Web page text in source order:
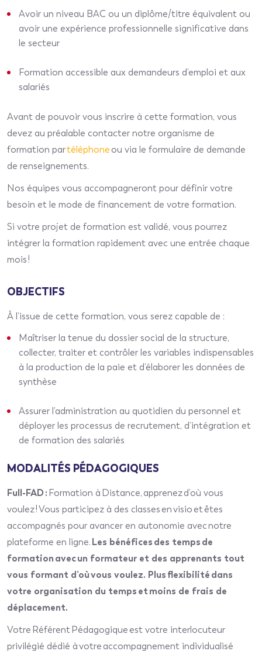
Avoir un niveau BAC ou un diplôme/titre équivalent ou
avoir une expérience professionnelle significative dans
le secteur
Formation accessible aux demandeurs d’emploi et aux
salariés
Avant de pouvoir vous inscrire à cette formation, vous
devez au préalable contacter notre organisme de
formation partéléphone ou via le formulaire de demande
de renseignements.
Nos équipes vous accompagneront pour définir votre
besoin et le mode de financement de votre formation.
Si votre projet de formation est validé, vous pourrez
intégrer la formation rapidement avec une entrée chaque
mois !
OBJECTIFS
À l’issue de cette formation, vous serez capable de :
Maîtriser la tenue du dossier social de la structure,
collecter, traiter et contrôler les variables indispensables
à la production de la paie et d’élaborer les données de
synthèse
Assurer l’administration au quotidien du personnel et
déployer les processus de recrutement, d’intégration et
de formation des salariés
MODALITÉS PÉDAGOGIQUES
Full-FAD : Formation à Distance, apprenez d’où vous
voulez ! Vous participez à des classes en visio et êtes
accompagnés pour avancer en autonomie avec notre
plateforme en ligne. Les bénéfices des temps de
formation avec un formateur et des apprenants tout
vous formant d’où vous voulez. Plus flexibilité dans
votre organisation du temps et moins de frais de
déplacement.
Votre Référent Pédagogique est votre interlocuteur
privilégié dédié à votre accompagnement individualisé